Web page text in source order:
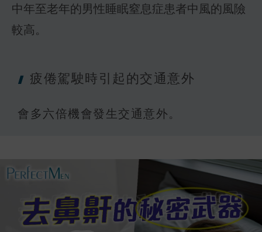
中年至老年的男性睡眠窒息症患者中風的風險
較高。
疲倦駕駛時引 起的交通意外
會多六倍機會發生交通意外。